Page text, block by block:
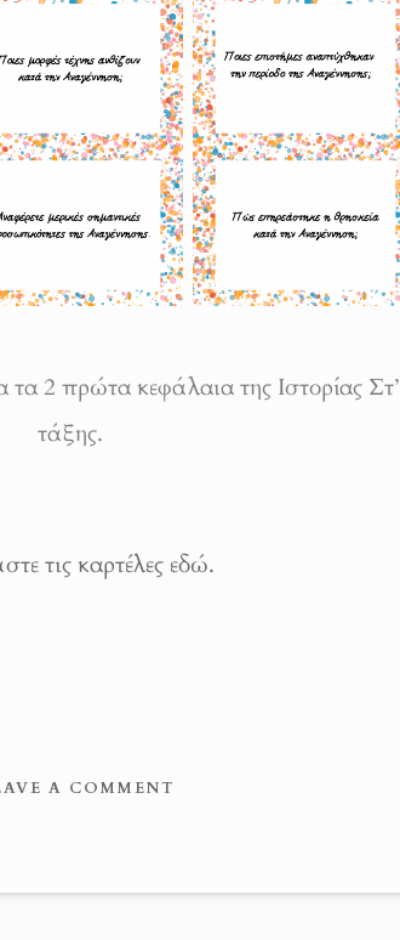
τα 2 πρώτα κεφάλαια της Ιστορίας Στ’
τάξης.
τις καρτέλες εδώ.
A COMMENT